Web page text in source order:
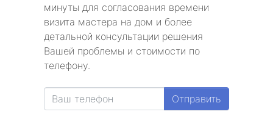
минуты для согласования времени
визита мастера на дом и более
детальной консультации решения
Вашей проблемы и стоимости по
телефону.
Отправить